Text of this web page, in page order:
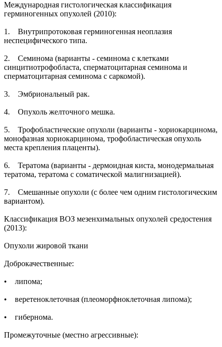
Международная гистологическая классификация
герминогенных опухолей (2010):
1. Внутрипротоковая герминогенная неоплазия
неспецифического типа.
2. Семинома (варианты - семинома с клетками
синцитиотрофобласта, сперматоцитарная семинома и
сперматоцитарная семинома с саркомой).
3. Эмбриональный рак.
4. Опухоль желточного мешка.
5. Трофобластические опухоли (варианты - хориокарцинома,
монофазная хориокарцинома, трофобластическая опухоль
места крепления плаценты).
6. Тератома (варианты - дермоидная киста, монодермальная
тератома, тератома с соматической малигнизацией).
7. Смешанные опухоли (с более чем одним гистологическим
вариантом).
Классификация ВОЗ мезенхимальных опухолей средостения
(2013):
Опухоли жировой ткани
Доброкачественные:
• липома;
• веретеноклеточная (плеоморфноклеточная липома);
• гибернома.
Промежуточные (местно агрессивные):